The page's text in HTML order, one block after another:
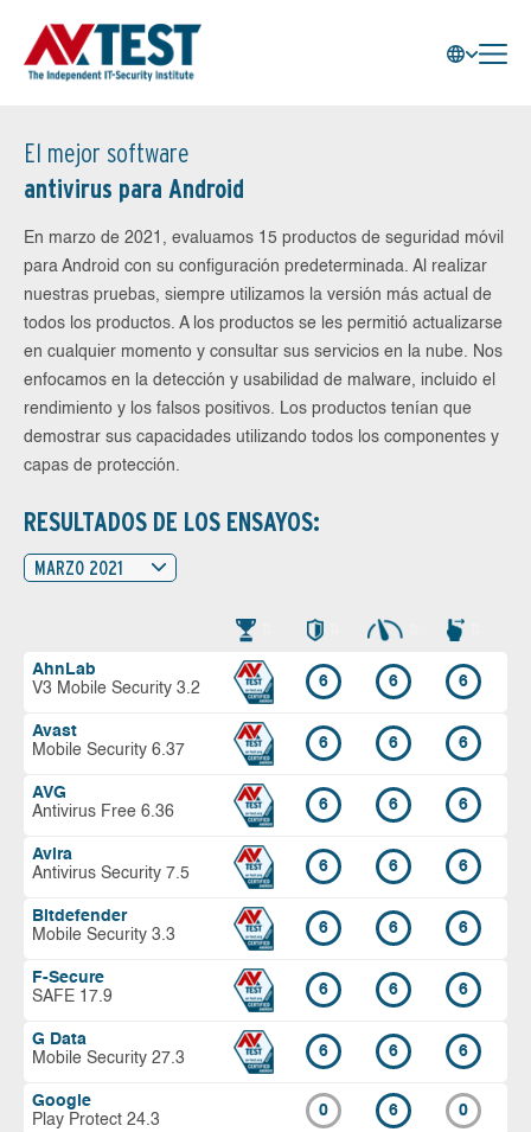
El mejor software
antivirus para Android
En marzo de 2021, evaluamos 15 productos de seguridad móvil
para Android con su configuración predeterminada. Al realizar
nuestras pruebas, siempre utilizamos la versión más actual de
todos los productos. A los productos se les permitió actualizarse
en cualquier momento y consultar sus servicios en la nube. Nos
enfocamos en la detección y usabilidad de malware, incluido el
rendimiento y los falsos positivos. Los productos tenían que
demostrar sus capacidades utilizando todos los componentes y
capas de protección.
RESULTADOS DE LOS ENSAYOS:
MARZO 2021
AhnLab
V3 Mobile Security 3.2
6 6 6
Avast
Mobile Security 6.37
6 6 6
AVG
Antivirus Free 6.36
6 6 6
Avira
Antivirus Security 7.5
6 6 6
Bitdefender
Mobile Security 3.3
6 6 6
F-Secure
SAFE 17.9
6 6 6
G Data
Mobile Security 27.3
6 6 6
Google
Play Protect 24.3
0 6 0